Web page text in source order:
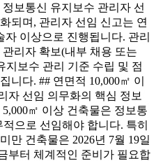
보통신 유지보수 관리자 선
되며, 관리자 선임 신고는 연
이상으로 진행됩니다. 관리
리자 확보(내부 채용 또는
지보수 관리 기준 수립 및 점
니다. ## 연면적 10,000㎡ 이
자 선임 의무화의 핵심 정보
㎡ 이상 건축물은 정보통
으로 선임해야 합니다. 특히
만 건축물은 2026년 7월 19일
부터 체계적인 준비가 필요합